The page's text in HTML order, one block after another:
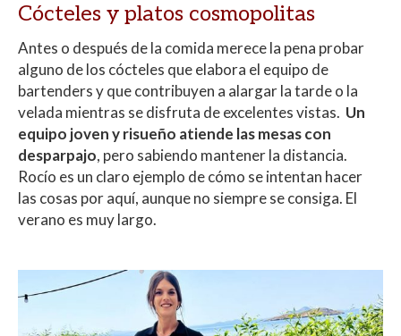
Cócteles y platos cosmopolitas
Antes o después de la comida merece la pena probar
alguno de los cócteles que elabora el equipo de
bartenders y que contribuyen a alargar la tarde o la
velada mientras se disfruta de excelentes vistas. Un
equipo joven y risueño atiende las mesas con
desparpajo, pero sabiendo mantener la distancia.
Rocío es un claro ejemplo de cómo se intentan hacer
las cosas por aquí, aunque no siempre se consiga. El
verano es muy largo.